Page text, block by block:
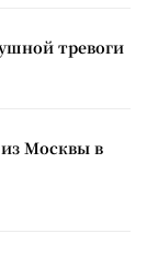
тревоги
Москвы в